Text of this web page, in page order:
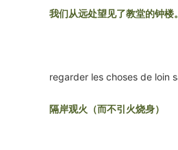
我们从远处望见了教堂的钟楼。
regarder les choses de loin
隔岸观火（而不引火烧身）